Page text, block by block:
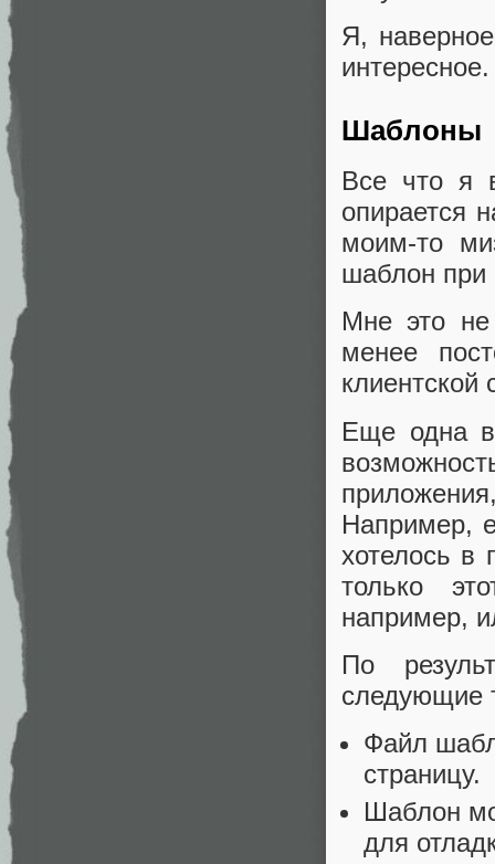
Я,
Шаблоны
Все что я
опирается
моим-то
шаблон при
Мне это
менее
клиентской
Еще одна
Например,
хотелось в
только
например,
По
следующие
Файл
страницу.
Шаблон
для